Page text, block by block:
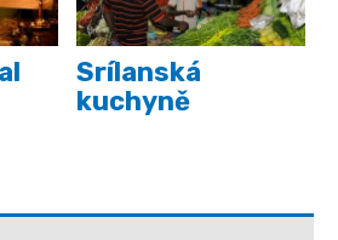
Srílanská
kuchyně